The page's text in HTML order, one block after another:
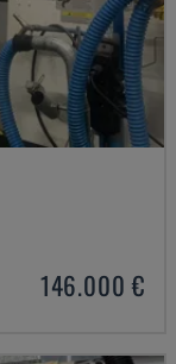
146.000 €